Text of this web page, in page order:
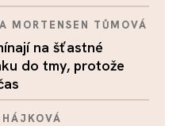
MORTENSEN TŮMOVÁ
na šťastné
do tmy, protože